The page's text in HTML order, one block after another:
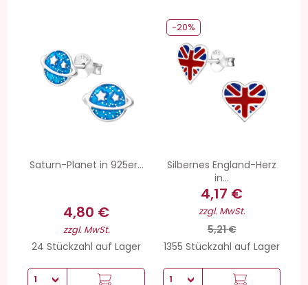
Saturn-Planet in 925er...
4,80 €
zzgl. MwSt.
24 Stückzahl auf Lager
Silbernes England-Herz
in...
4,17 €
zzgl. MwSt.
5,21 €
1355 Stückzahl auf Lager
-20%